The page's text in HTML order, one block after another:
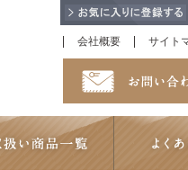
会社概要 サイト